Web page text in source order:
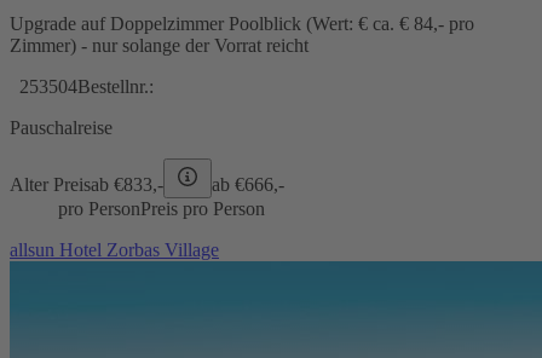
Upgrade auf Doppelzimmer Poolblick (Wert: € ca. € 84,- pro
Zimmer) - nur solange der Vorrat reicht
253504Bestellnr.:
Pauschalreise
Alter Preisab €833,- ab €666,-
pro PersonPreis pro Person
allsun Hotel Zorbas Village